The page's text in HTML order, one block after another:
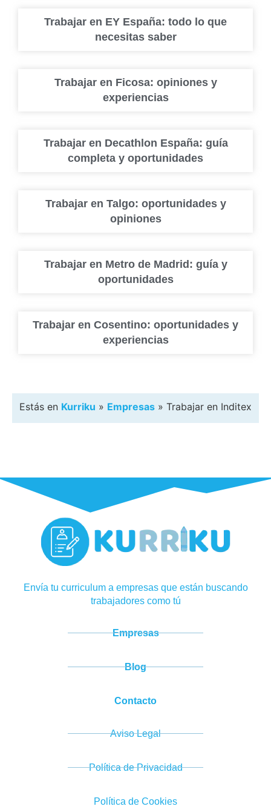
Trabajar en EY España: todo lo que
necesitas saber
Trabajar en Ficosa: opiniones y
experiencias
Trabajar en Decathlon España: guía
completa y oportunidades
Trabajar en Talgo: oportunidades y
opiniones
Trabajar en Metro de Madrid: guía y
oportunidades
Trabajar en Cosentino: oportunidades y
experiencias
Estás en Kurriku » Empresas » Trabajar en Inditex
Envía tu curriculum a empresas que están buscando
trabajadores como tú
Empresas
Blog
Contacto
Aviso Legal
Política de Privacidad
Política de Cookies